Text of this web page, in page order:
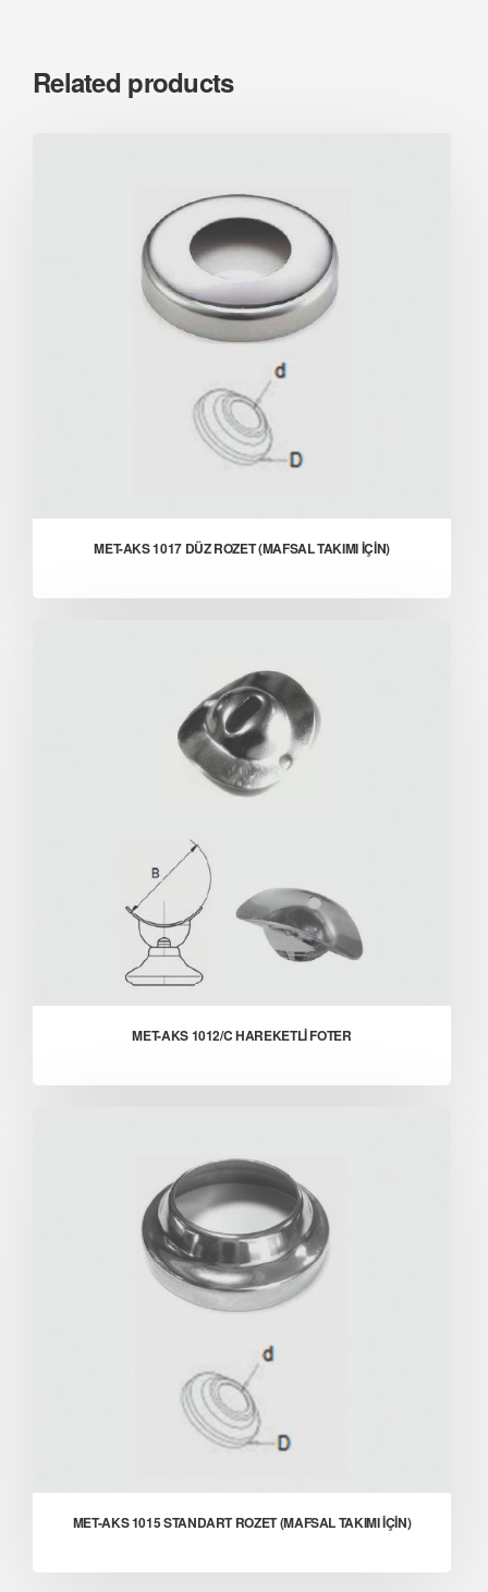
Related products
MET-AKS 1017 DÜZ ROZET (MAFSAL TAKIMI İÇİN)
MET-AKS 1012/C HAREKETLİ FOTER
MET-AKS 1015 STANDART ROZET (MAFSAL TAKIMI İÇİN)